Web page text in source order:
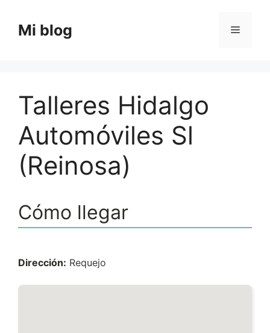
contenido
Mi blog Menú
Talleres Hidalgo
Automóviles Sl
(Reinosa)
Cómo llegar
Dirección: Requejo